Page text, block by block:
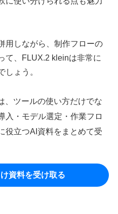
用しながら、制作フローの
て、FLUX.2 kleinは非常に
しょう。
、ツールの使い方だけでな
入・モデル選定・作業フロ
役立つAI資料をまとめて受
資料を受け取る